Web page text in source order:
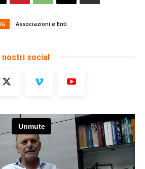
Associazioni e Enti
nostri social